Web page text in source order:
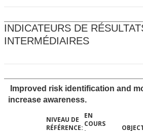
INDICATEURS DE
INTERMÉDIAIRES
Improved risk identification and
increase awareness.